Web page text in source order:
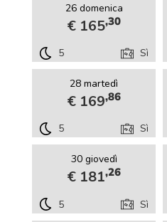
26 domenica
€ 165,30
5 Sì
28 martedì
€ 169,86
5 Sì
30 giovedì
€ 181,26
5 Sì